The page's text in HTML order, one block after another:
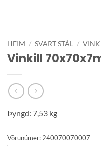
HEIM / SVART STÁL /
Vinkill
Þyngd: 7,53 kg
Vörunúmer:240070070007